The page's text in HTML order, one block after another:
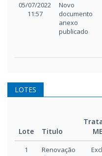
05/07/2022
11:57
Novo
documento
anexo
publicado
LOTES
Lote Titulo
1
Renovação